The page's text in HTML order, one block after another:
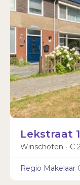
Lekstraat
Winschoten ∙ €
Regio Makelaar